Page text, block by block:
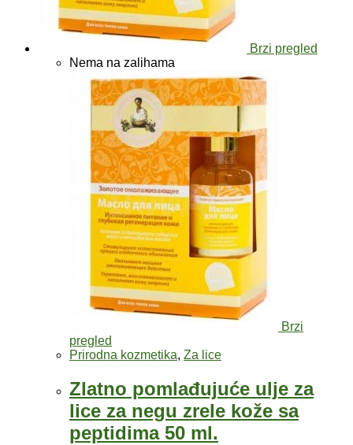
Brzi pregled
Nema na zalihama
Brzi
pregled
Prirodna kozmetika, Za lice
Zlatno pomlađujuće ulje za
lice za negu zrele kože sa
peptidima 50 ml.